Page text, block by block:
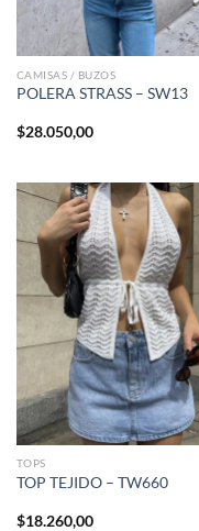
CAMISAS / BUZOS
POLERA STRASS – SW13
$28.050,00
TOPS
TOP TEJIDO – TW660
$18.260,00